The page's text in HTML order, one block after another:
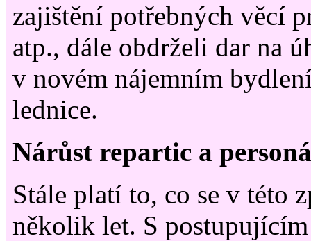
zajištění potřebných věcí
atp., dále obdrželi dar na
v novém nájemním
lednice.
Nárůst repartic a
Stále platí to, co se v této
několik let. S postupujícím